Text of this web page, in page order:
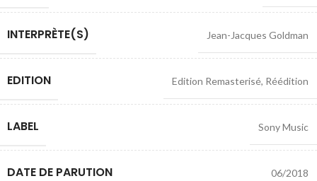
INTERPRÈTE(S) Jean-Jacques Goldman
EDITION Edition Remasterisé, Réédition
LABEL Sony Music
DATE DE PARUTION 06/2018